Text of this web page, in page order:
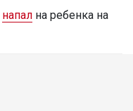
напал на ребенка на